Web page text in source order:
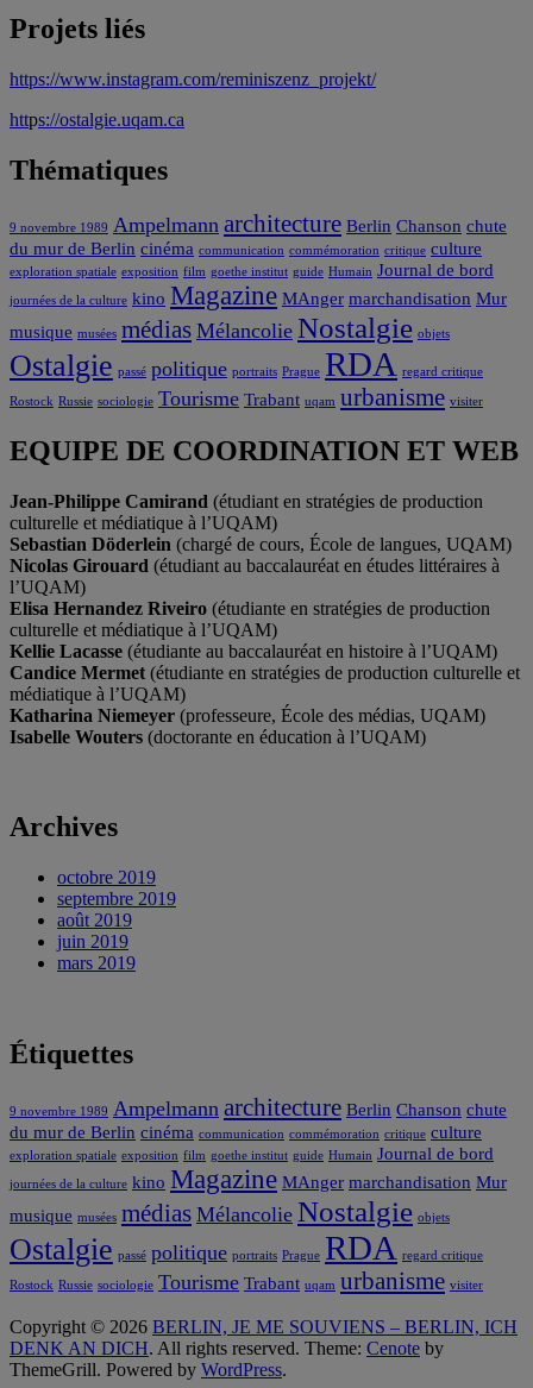
Projets liés
https://www.instagram.com/reminiszenz_projekt/
https://ostalgie.uqam.ca
Thématiques
9 novembre 1989 Ampelmann architecture Berlin Chanson chute
du mur de Berlin cinéma communication commémoration critique culture
exploration spatiale exposition film goethe institut guide Humain Journal de bord
journées de la culture kino Magazine MAnger marchandisation Mur
musique musées médias Mélancolie Nostalgie objets
Ostalgie passé politique portraits Prague RDA regard critique
Rostock Russie sociologie Tourisme Trabant uqam urbanisme visiter
EQUIPE DE COORDINATION ET WEB
Jean-Philippe Camirand (étudiant en stratégies de production
culturelle et médiatique à l’UQAM)
Sebastian Döderlein (chargé de cours, École de langues, UQAM)
Nicolas Girouard (étudiant au baccalauréat en études littéraires à
l’UQAM)
Elisa Hernandez Riveiro (étudiante en stratégies de production
culturelle et médiatique à l’UQAM)
Kellie Lacasse (étudiante au baccalauréat en histoire à l’UQAM)
Candice Mermet (étudiante en stratégies de production culturelle et
médiatique à l’UQAM)
Katharina Niemeyer (professeure, École des médias, UQAM)
Isabelle Wouters (doctorante en éducation à l’UQAM)
Archives
octobre 2019
septembre 2019
août 2019
juin 2019
mars 2019
Étiquettes
9 novembre 1989 Ampelmann architecture Berlin Chanson chute
du mur de Berlin cinéma communication commémoration critique culture
exploration spatiale exposition film goethe institut guide Humain Journal de bord
journées de la culture kino Magazine MAnger marchandisation Mur
musique musées médias Mélancolie Nostalgie objets
Ostalgie passé politique portraits Prague RDA regard critique
Rostock Russie sociologie Tourisme Trabant uqam urbanisme visiter
Copyright © 2026 BERLIN, JE ME SOUVIENS – BERLIN, ICH
DENK AN DICH. All rights reserved. Theme: Cenote by
ThemeGrill. Powered by WordPress.